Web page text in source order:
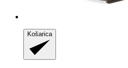
Košarica